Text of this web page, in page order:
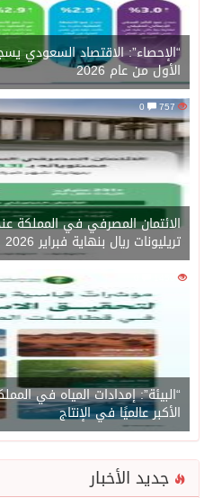
الأول من عام 2026
757
0
تريليونات ريال بنهاية فبراير 2026
1450
الأكبر عالميًا في الإنتاج
جديد الأخبار